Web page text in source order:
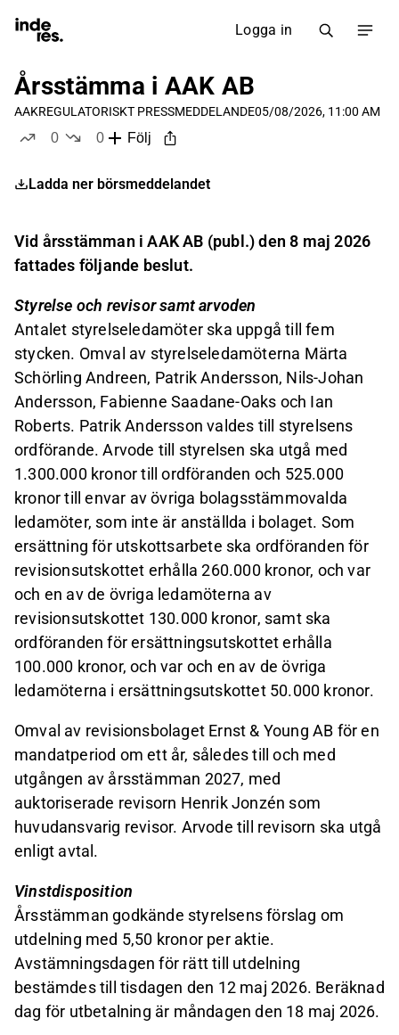
Logga in
Årsstämma i AAK AB
AAKREGULATORISKT PRESSMEDDELANDE05/08/2026, 11:00 AM
0
0
Följ
Ladda ner börsmeddelandet
Vid årsstämman i AAK AB (publ.) den 8 maj 2026
fattades följande beslut.
Styrelse och revisor samt arvoden
Antalet styrelseledamöter ska uppgå till fem
stycken. Omval av styrelseledamöterna Märta
Schörling Andreen, Patrik Andersson, Nils-Johan
Andersson, Fabienne Saadane-Oaks och Ian
Roberts. Patrik Andersson valdes till styrelsens
ordförande. Arvode till styrelsen ska utgå med
1.300.000 kronor till ordföranden och 525.000
kronor till envar av övriga bolagsstämmovalda
ledamöter, som inte är anställda i bolaget. Som
ersättning för utskottsarbete ska ordföranden för
revisionsutskottet erhålla 260.000 kronor, och var
och en av de övriga ledamöterna av
revisionsutskottet 130.000 kronor, samt ska
ordföranden för ersättningsutskottet erhålla
100.000 kronor, och var och en av de övriga
ledamöterna i ersättningsutskottet 50.000 kronor.
Omval av revisionsbolaget Ernst & Young AB för en
mandatperiod om ett år, således till och med
utgången av årsstämman 2027, med
auktoriserade revisorn Henrik Jonzén som
huvudansvarig revisor. Arvode till revisorn ska utgå
enligt avtal.
Vinstdisposition
Årsstämman godkände styrelsens förslag om
utdelning med 5,50 kronor per aktie.
Avstämningsdagen för rätt till utdelning
bestämdes till tisdagen den 12 maj 2026. Beräknad
dag för utbetalning är måndagen den 18 maj 2026.